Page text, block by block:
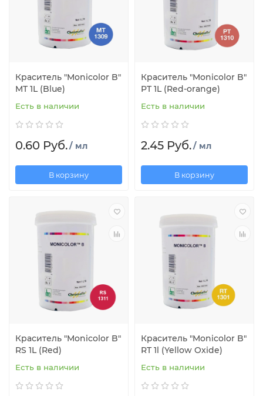
Краситель "Monicolor B"
MT 1L (Blue)
Есть в наличии
0.60 Руб./ мл
В корзину
Краситель "Monicolor B"
PT 1L (Red-orange)
Есть в наличии
2.45 Руб./ мл
В корзину
Краситель "Monicolor B"
RS 1L (Red)
Есть в наличии
Краситель "Monicolor B"
RT 1l (Yellow Oxide)
Есть в наличии